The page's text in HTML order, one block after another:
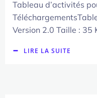
Tableau d’activités
Version 2.0 Taille : 35
LIRE LA SUITE